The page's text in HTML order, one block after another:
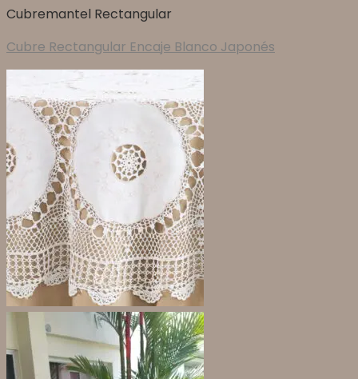
Cubremantel Rectangular
Cubre Rectangular Encaje Blanco Japonés